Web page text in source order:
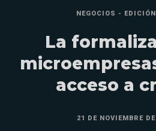
NEGOCIOS -
La
acceso a
21 DE NOVIEMBRE